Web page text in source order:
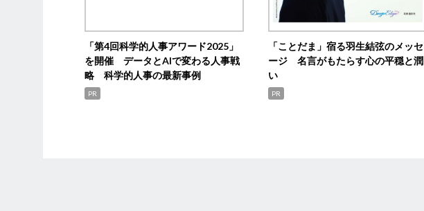
「第4回科学的人事アワード2025」
を開催 データとAIで変わる人事戦
略 科学的人事の最新事例
PR
「ことだま」宿る羽生結弦のメッセ
ージ 名言がもたらす心の平穏と潤
い
PR